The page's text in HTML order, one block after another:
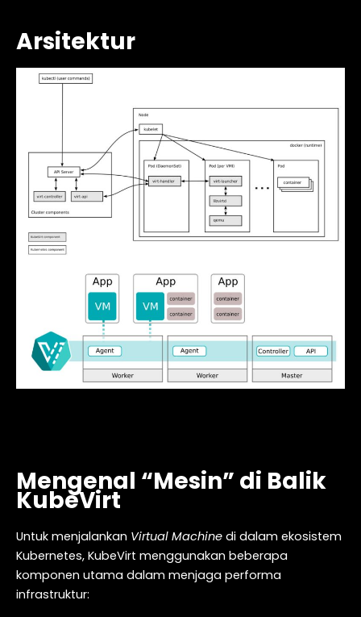
Arsitektur
Mengenal “Mesin” di Balik
KubeVirt
Untuk menjalankan Virtual Machine di dalam ekosistem
Kubernetes, KubeVirt menggunakan beberapa
komponen utama dalam menjaga performa
infrastruktur: